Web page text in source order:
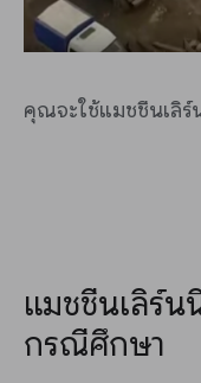
คุณจะใช้แมชชีนเลิร์น
แมชชีนเลิร์น
กรณีศึกษา